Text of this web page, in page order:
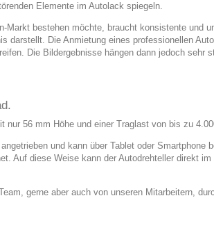
Elemente im Autolack spiegeln.
Markt bestehen möchte, braucht konsistente
darstellt. Die Anmietung eines professionellen
Die Bildergebnisse hängen dann jedoch
nur 56 mm Höhe und einer Traglast von bis zu
und kann über Tablet oder
Auf diese Weise kann der Autodrehteller direkt
gerne aber auch von unseren Mitarbeitern,